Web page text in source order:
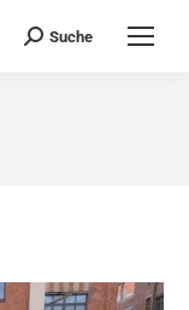
Search:
Suche